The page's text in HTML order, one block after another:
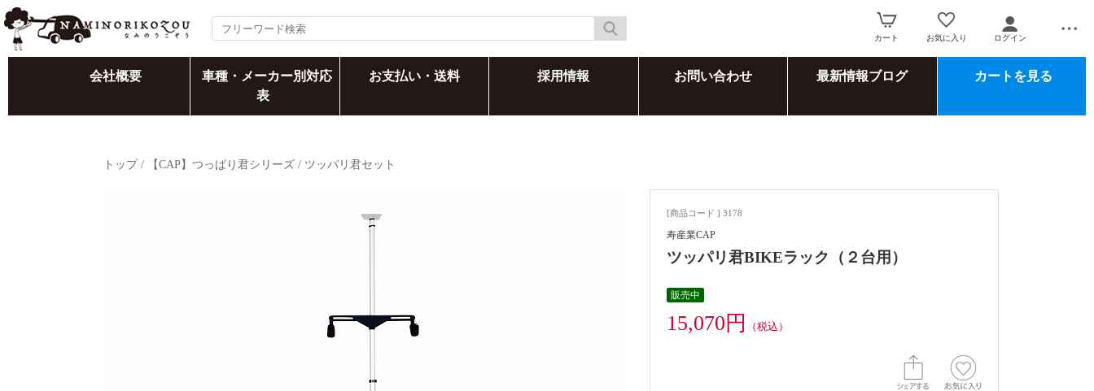
カート お気に入り ログイン
会社概要
車種・メーカー別対応
表
お支払い・送料 採用情報 お問い合わせ 最新情報ブログ カートを見る
トップ/ 【CAP】つっぱり君シリーズ / ツッパリ君セット
[商品コード ] 3178
寿産業CAP
ツッパリ君BIKEラック（２台用）
販売中
15,070円 （税込）